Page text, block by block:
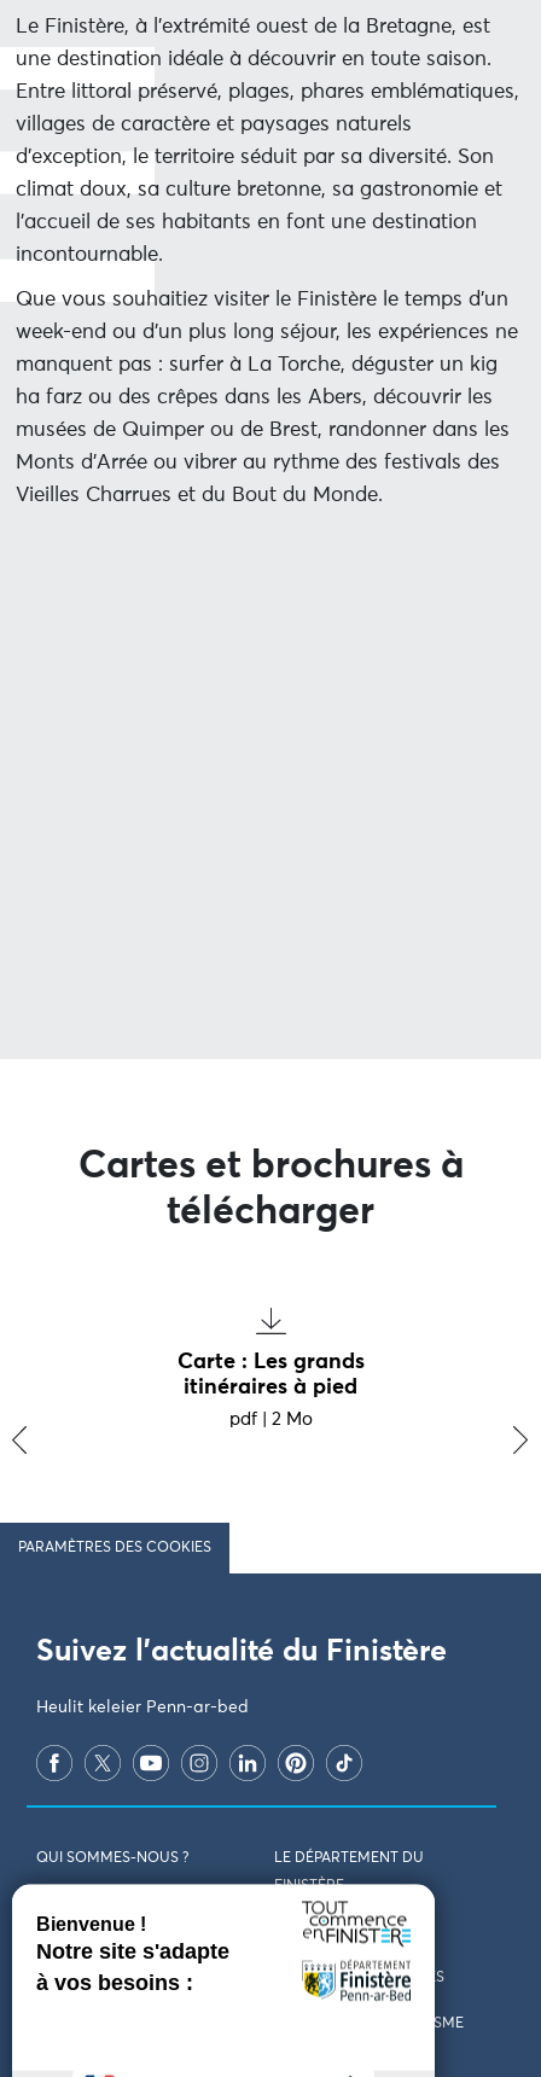
Le Finistère, à l’extrémité ouest de la Bretagne, est
une destination idéale à découvrir en toute saison.
Entre littoral préservé, plages, phares emblématiques,
villages de caractère et paysages naturels
d’exception, le territoire séduit par sa diversité. Son
climat doux, sa culture bretonne, sa gastronomie et
l’accueil de ses habitants en font une destination
incontournable.
Que vous souhaitiez visiter le Finistère le temps d’un
week-end ou d’un plus long séjour, les expériences ne
manquent pas : surfer à La Torche, déguster un kig
ha farz ou des crêpes dans les Abers, découvrir les
musées de Quimper ou de Brest, randonner dans les
Monts d’Arrée ou vibrer au rythme des festivals des
Vieilles Charrues et du Bout du Monde.
Cartes et brochures à
télécharger
Carte : Les grands
itinéraires à pied
pdf| 2 Mo
‹ ›
PARAMÈTRES DES COOKIES
Suivez l'actualité du Finistère
Heulit keleier Penn-ar-bed
QUI SOMMES-NOUS ?
LE DÉPARTEMENT DU
FINISTÈRE
REJOIGNEZ-NOUS VENIR EN FINISTÈRE
CONTACT CARTES ET BROCHURES
LES OFFICES DE TOURISME